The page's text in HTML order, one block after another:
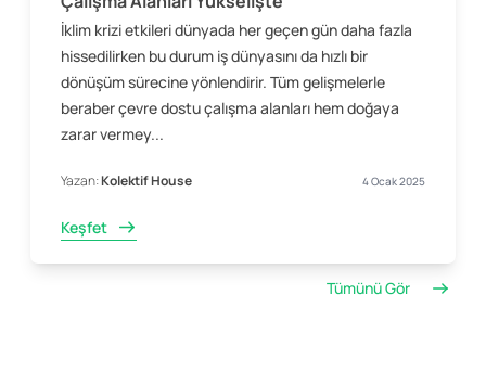
İklim krizi etkileri dünyada her geçen gün daha fazla
hissedilirken bu durum iş dünyasını da hızlı bir
dönüşüm sürecine yönlendirir. Tüm gelişmelerle
beraber çevre dostu çalışma alanları hem doğaya
zarar vermey...
Yazan:Kolektif House 4 Ocak 2025
Keşfet
Tümünü Gör